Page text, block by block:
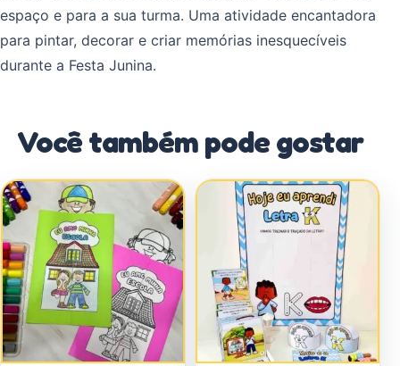
espaço e para a sua turma. Uma atividade encantadora
para pintar, decorar e criar memórias inesquecíveis
durante a Festa Junina.
Você também pode gostar